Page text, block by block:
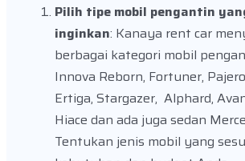
Pilih tipe mobil pengantin
inginkan: Kanaya rent car
berbagai kategori mobil
Innova Reborn, Fortuner,
Ertiga, Stargazer, Alphard,
Hiace dan ada juga sedan
Tentukan jenis mobil yang